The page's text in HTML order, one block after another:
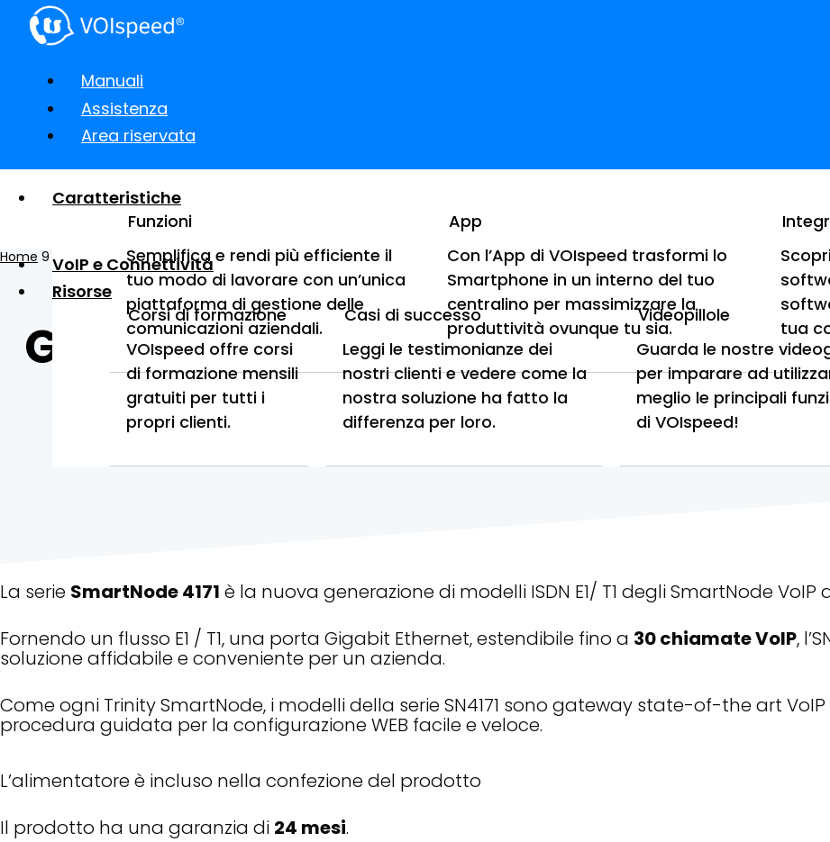
Manuali
Assistenza
Area riservata
Caratteristiche
Funzioni
Semplifica e rendi più efficiente il
tuo modo di lavorare con un’unica
piattaforma di gestione delle
comunicazioni aziendali.
App
Con l’App di VOIspeed trasformi lo
Smartphone in un interno del tuo
centralino per massimizzare la
produttività ovunque tu sia.
tua
VoIP e Connettività
Risorse
Corsi di formazione
VOIspeed offre corsi
di formazione mensili
gratuiti per tutti i
propri clienti.
Casi di successo
Leggi le testimonianze dei
nostri clienti e vedere come la
nostra soluzione ha fatto la
differenza per loro.
Videopillole
Guarda le nostre
per imparare ad
meglio le principali
di VOIspeed!
Home 9 Hardware 9 Gateway Patton SmartNode 4171 – 1 porta PRI, 30 canali
Gateway Patton SmartNode 4171 –
canali
La serie SmartNode 4171 è la nuova generazione di modelli ISDN E1/ T1 degli SmartNode VoIP
Fornendo un flusso E1 / T1, una porta Gigabit Ethernet, estendibile fino a 30 chiamate VoIP,
soluzione affidabile e conveniente per un azienda.
Come ogni Trinity SmartNode, i modelli della serie SN4171 sono gateway state-of-the art
procedura guidata per la configurazione WEB facile e veloce.
L’alimentatore è incluso nella confezione del prodotto
Il prodotto ha una garanzia di 24 mesi.